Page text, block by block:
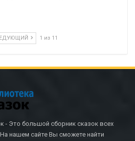
1 из 11
- Это большой сборник сказок всех
нашем сайте Вы сможете найти